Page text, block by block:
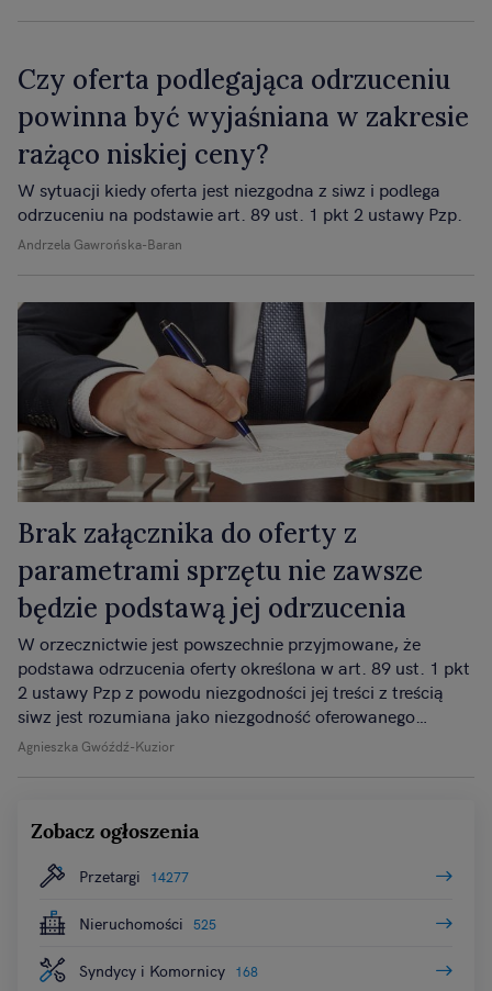
Czy oferta podlegająca odrzuceniu
powinna być wyjaśniana w zakresie
rażąco niskiej ceny?
Andrzela Gawrońska-Baran
W sytuacji kiedy oferta jest niezgodna z siwz i podlega
odrzuceniu na podstawie art. 89 ust. 1 pkt 2 ustawy Pzp.
Brak załącznika do oferty z
parametrami sprzętu nie zawsze
będzie podstawą jej odrzucenia
Agnieszka Gwóźdź-Kuzior
W orzecznictwie jest powszechnie przyjmowane, że
podstawa odrzucenia oferty określona w art. 89 ust. 1 pkt
2 ustawy Pzp z powodu niezgodności jej treści z treścią
siwz jest rozumiana jako niezgodność oferowanego
przedmiotu zamówienia z wymaganiami zamawiającego.
Zobacz ogłoszenia
Przetargi 14277
Nieruchomości 525
Syndycy i Komornicy 168